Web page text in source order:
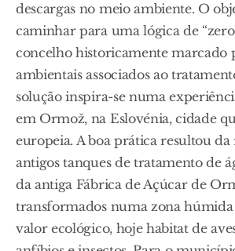
descargas no meio ambiente. O
caminhar para uma lógica de
concelho historicamente marcado
ambientais associados ao
solução inspira-se numa
em Ormož, na Eslovénia, cidade
europeia. A boa prática resultou da
antigos tanques de tratamento de
da antiga Fábrica de Açúcar de
transformados numa zona húmida
valor ecológico, hoje habitat de